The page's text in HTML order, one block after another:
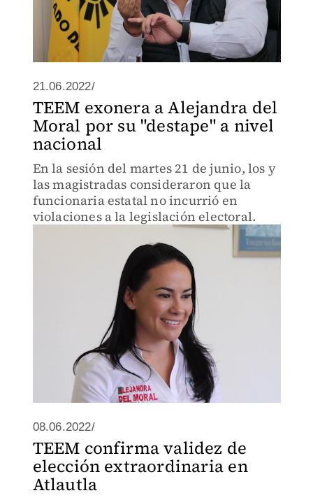
21.06.2022/
TEEM exonera a Alejandra del
Moral por su "destape" a nivel
nacional
En la sesión del martes 21 de junio, los y
las magistradas consideraron que la
funcionaria estatal no incurrió en
violaciones a la legislación electoral.
08.06.2022/
TEEM confirma validez de
elección extraordinaria en
Atlautla